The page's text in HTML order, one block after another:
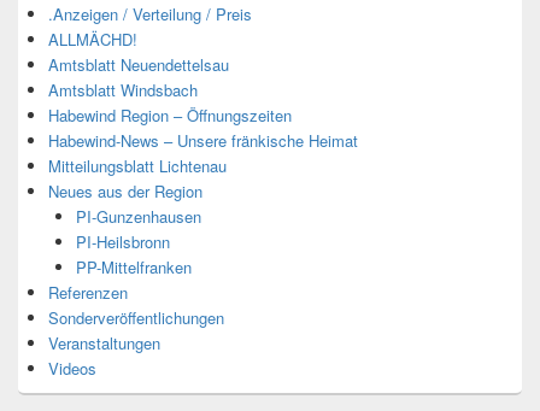
.Anzeigen / Verteilung / Preis
ALLMÄCHD!
Amtsblatt Neuendettelsau
Amtsblatt Windsbach
Habewind Region – Öffnungszeiten
Habewind-News – Unsere fränkische Heimat
Mitteilungsblatt Lichtenau
Neues aus der Region
PI-Gunzenhausen
PI-Heilsbronn
PP-Mittelfranken
Referenzen
Sonderveröffentlichungen
Veranstaltungen
Videos